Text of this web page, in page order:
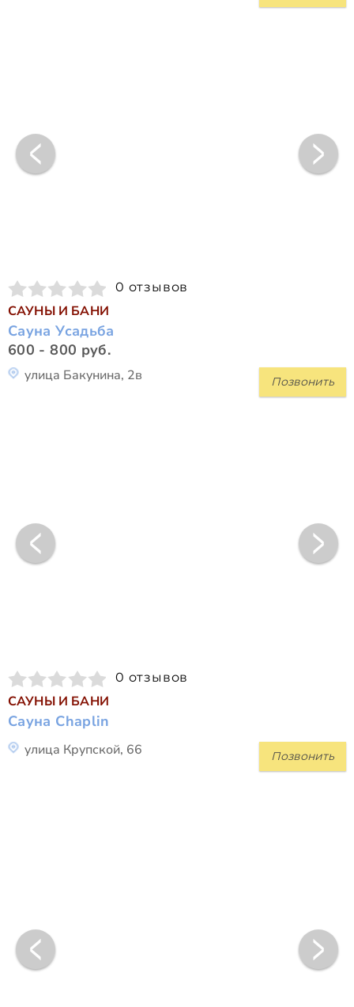
0 отзывов
САУНЫ И БАНИ
Сауна Усадьба
600 - 800 руб.
Позвонить
улица Бакунина, 2в
0 отзывов
САУНЫ И БАНИ
Сауна Chaplin
Позвонить
улица Крупской, 66